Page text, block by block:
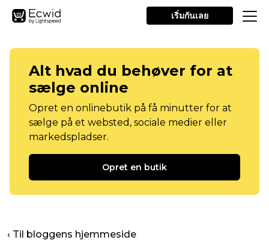
เริ่มกันเลย
Alt hvad du behøver for at
sælge online
Opret en onlinebutik på få minutter for at
sælge på et websted, sociale medier eller
markedspladser.
Opret en butik
‹ Til bloggens hjemmeside